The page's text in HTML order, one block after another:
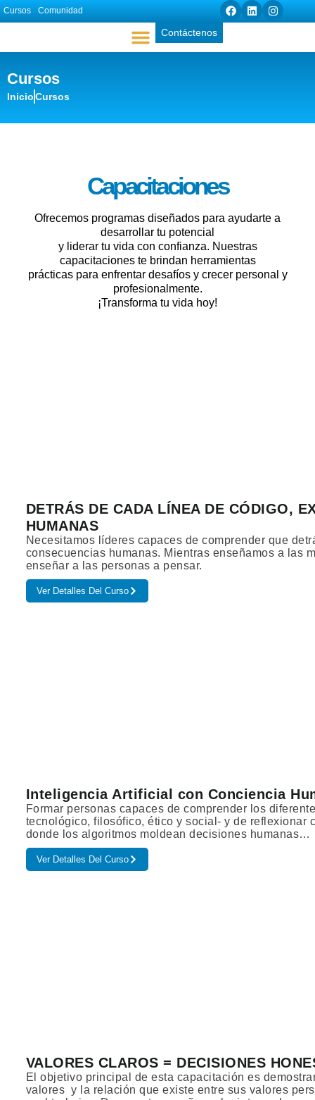
Cursos Comunidad
Contáctenos
Cursos
InicioCursos
Capacitaciones
Ofrecemos programas diseñados para ayudarte a
desarrollar tu potencial
y liderar tu vida con confianza. Nuestras
capacitaciones te brindan herramientas
prácticas para enfrentar desafíos y crecer personal y
profesionalmente.
¡Transforma tu vida hoy!
DETRÁS DE CADA LÍNEA DE CÓDIGO,
HUMANAS
Necesitamos líderes capaces de comprender que
consecuencias humanas. Mientras enseñamos a las
enseñar a las personas a pensar.
Ver Detalles Del Curso
Inteligencia Artificial con Conciencia
Formar personas capaces de comprender los
tecnológico, filosófico, ético y social- y de reflexionar
donde los algoritmos moldean decisiones humanas…
Ver Detalles Del Curso
VALORES CLAROS = DECISIONES
El objetivo principal de esta capacitación es
valores y la relación que existe entre sus valores